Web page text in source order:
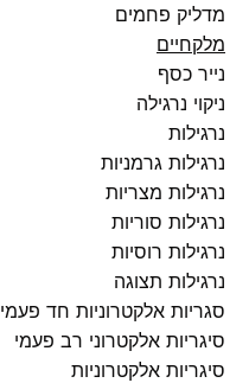
מדליק פחמים
מלקחיים
נייר כסף
ניקוי נרגילה
נרגילות
נרגילות גרמניות
נרגילות מצריות
נרגילות סוריות
נרגילות רוסיות
נרגילות תצוגה
סגריות אלקטרוניות חד פעמי
סיגריות אלקטרוני רב פעמי
סיגריות אלקטרוניות